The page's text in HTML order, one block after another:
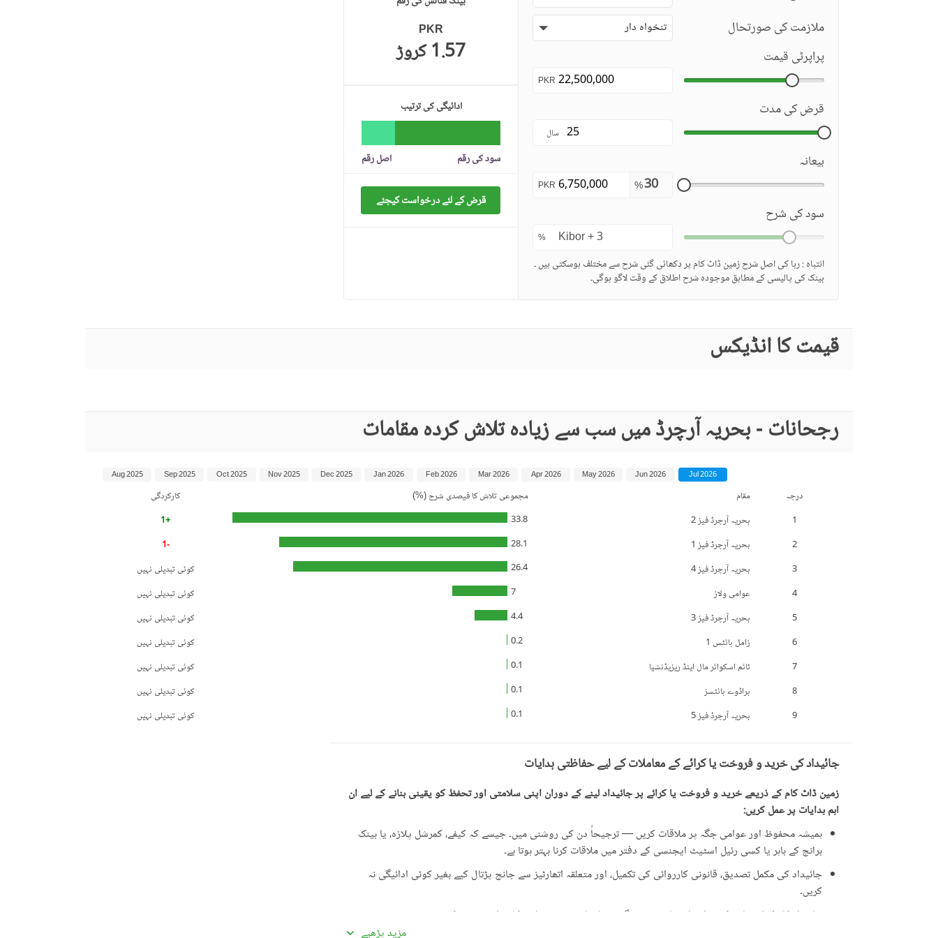
ملازمت کی صورتحال تنخواہ دار
پراپرٹی قیمت
PKR
قرض کی مدت
سال
بیعانہ
%
PKR
سود کی شرح
%
انتباہ : ربا کی اصل شرح زمین ڈاٹ کام پر دکھائی گئی شرح سے مختلف ہوسکتی ہیں ۔
بینک کی پالیسی کے مطابق موجودہ شرح اطلاق کے وقت لاگو ہوگی۔
PKR
1.57 کروڑ
ادائیگی کی ترتیب
سود کی رقم اصل رقم
قرض کے لئے درخواست کیجئے
قیمت کا انڈیکس
رجحانات - بحریہ آرچرڈ میں سب سے زیادہ تلاش کردہ مقامات
درجہ مقام مجموعی تلاش کا فیصدی شرح (%)
کارکردگی
1
بحریہ آرچرڈ فیز 2 33.8
+1
2
بحریہ آرچرڈ فیز 1 28.1
-1
3
بحریہ آرچرڈ فیز 4 26.4
کوئی تبدیلی نہیں
4
عوامی ولاز 7
کوئی تبدیلی نہیں
5
بحریہ آرچرڈ فیز 3 4.4
کوئی تبدیلی نہیں
6
زامل ہائٹس 1 0.2
کوئی تبدیلی نہیں
7
ٹائم اسکوائر مال اینڈ ریزیڈنشیا 0.1
کوئی تبدیلی نہیں
8
براڈوے ہائٹسز 0.1
کوئی تبدیلی نہیں
9
بحریہ آرچرڈ فیز 5 0.1 کوئی تبدیلی نہیں
Jul 2026
Jun 2026
May 2026
Apr 2026
Mar 2026
Feb 2026
Jan 2026
Dec 2025
Nov 2025
Oct 2025
Sep 2025
Aug 2025
جائیداد کی خرید و فروخت یا کرائے کے معاملات کے لیے حفاظتی ہدایات
زمین ڈاٹ کام کے ذریعے خرید و فروخت یا کرائے پر جائیداد لینے کے دوران اپنی سلامتی اور تحفظ کو یقینی بنانے کے لیے ان
اہم ہدایات پر عمل کریں:
ہمیشہ محفوظ اور عوامی جگہ پر ملاقات کریں — ترجیحاً دن کی روشنی میں۔ جیسے کہ کیفے، کمرشل پلازہ، یا بینک
برانچ کے باہر یا کسی رئیل اسٹیٹ ایجنسی کے دفتر میں ملاقات کرنا بہتر ہوتا ہے۔
جائیداد کی مکمل تصدیق، قانونی کارروائی کی تکمیل، اور متعلقہ اتھارٹیز سے جانچ پڑتال کیے بغیر کوئی ادائیگی نہ
کریں۔
جائیداد کا مکمل معائنہ کریں اور اشتہار میں دی گئی معلومات سے تفصیلات کا موازنہ ضرور کریں۔
مزید پڑھیے